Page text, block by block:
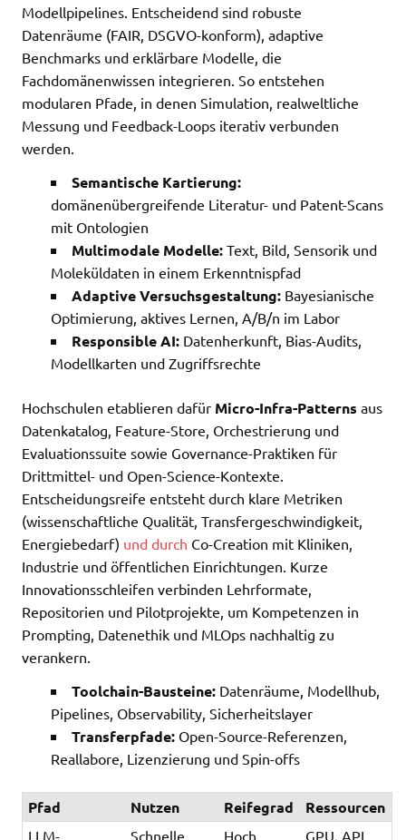
Modellpipelines. Entscheidend sind robuste
Datenräume (FAIR, DSGVO-konform), adaptive
Benchmarks und erklärbare Modelle, die
Fachdomänenwissen integrieren. So entstehen
modularen Pfade, in denen Simulation, realweltliche
Messung und Feedback-Loops iterativ verbunden
werden.
Semantische Kartierung:
domänenübergreifende Literatur- und Patent-Scans
mit Ontologien
Multimodale Modelle: Text, Bild, Sensorik und
Moleküldaten in einem Erkenntnispfad
Adaptive Versuchsgestaltung: Bayesianische
Optimierung, aktives Lernen, A/B/n im Labor
Responsible AI: Datenherkunft, Bias-Audits,
Modellkarten und Zugriffsrechte
Hochschulen etablieren dafür Micro-Infra-Patterns aus
Datenkatalog, Feature-Store, Orchestrierung und
Evaluationssuite sowie Governance-Praktiken für
Drittmittel- und Open-Science-Kontexte.
Entscheidungsreife entsteht durch klare Metriken
(wissenschaftliche Qualität, Transfergeschwindigkeit,
Energiebedarf) und durch Co-Creation mit Kliniken,
Industrie und öffentlichen Einrichtungen. Kurze
Innovationsschleifen verbinden Lehrformate,
Repositorien und Pilotprojekte, um Kompetenzen in
Prompting, Datenethik und MLOps nachhaltig zu
verankern.
Toolchain-Bausteine: Datenräume, Modellhub,
Pipelines, Observability, Sicherheitslayer
Transferpfade: Open-Source-Referenzen,
Reallabore, Lizenzierung und Spin-offs
Pfad Nutzen Reifegrad Ressourcen
LLM-
Schnelle
Hoch GPU, API